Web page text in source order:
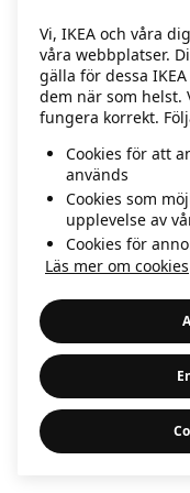
Vi, IKEA och våra
våra webbplatser.
gälla för dessa
dem när som helst.
fungera korrekt.
Cookies för att
används
Cookies som
upplevelse av
Cookies för
Läs mer om cookies